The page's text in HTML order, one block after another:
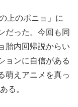
上のポニョ」に
だった。今回も同
胎内回帰説からい
ョンに自信がある
萌えアニメを真っ
る。